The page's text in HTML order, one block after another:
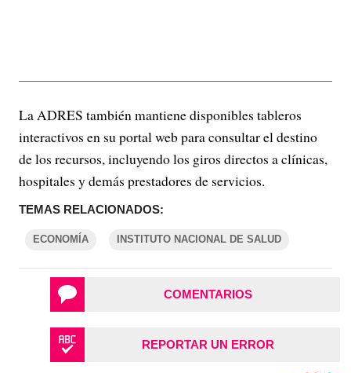
La ADRES también mantiene disponibles tableros
interactivos en su portal web para consultar el destino
de los recursos, incluyendo los giros directos a clínicas,
hospitales y demás prestadores de servicios.
TEMAS RELACIONADOS:
ECONOMÍA INSTITUTO NACIONAL DE SALUD
COMENTARIOS
REPORTAR UN ERROR